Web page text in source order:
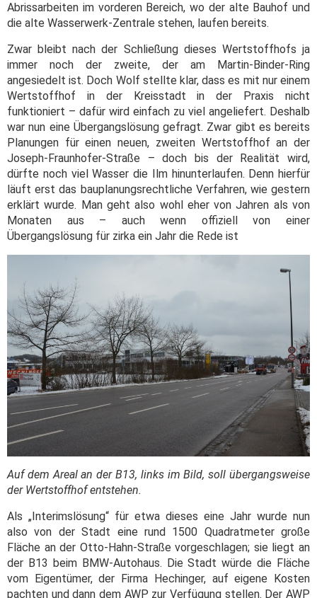
Abrissarbeiten im vorderen Bereich, wo der alte Bauhof und
die alte Wasserwerk-Zentrale stehen, laufen bereits.
Zwar bleibt nach der Schließung dieses Wertstoffhofs ja
immer noch der zweite, der am Martin-Binder-Ring
angesiedelt ist. Doch Wolf stellte klar, dass es mit nur einem
Wertstoffhof in der Kreisstadt in der Praxis nicht
funktioniert – dafür wird einfach zu viel angeliefert. Deshalb
war nun eine Übergangslösung gefragt. Zwar gibt es bereits
Planungen für einen neuen, zweiten Wertstoffhof an der
Joseph-Fraunhofer-Straße – doch bis der Realität wird,
dürfte noch viel Wasser die Ilm hinunterlaufen. Denn hierfür
läuft erst das bauplanungsrechtliche Verfahren, wie gestern
erklärt wurde. Man geht also wohl eher von Jahren als von
Monaten aus – auch wenn offiziell von einer
Übergangslösung für zirka ein Jahr die Rede ist
Auf dem Areal an der B13, links im Bild, soll übergangsweise
der Wertstoffhof entstehen.
Als „Interimslösung“ für etwa dieses eine Jahr wurde nun
also von der Stadt eine rund 1500 Quadratmeter große
Fläche an der Otto-Hahn-Straße vorgeschlagen; sie liegt an
der B13 beim BMW-Autohaus. Die Stadt würde die Fläche
vom Eigentümer, der Firma Hechinger, auf eigene Kosten
pachten und dann dem AWP zur Verfügung stellen. Der AWP